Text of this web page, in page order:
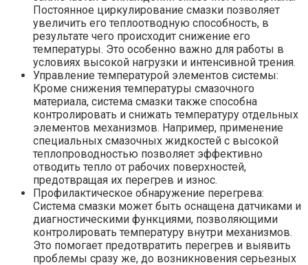
Постоянное циркулирование смазки позволяет
увеличить его теплоотводную способность, в
результате чего происходит снижение его
температуры. Это особенно важно для работы в
условиях высокой нагрузки и интенсивной трения.
Управление температурой элементов системы:
Кроме снижения температуры смазочного
материала, система смазки также способна
контролировать и снижать температуру отдельных
элементов механизмов. Например, применение
специальных смазочных жидкостей с высокой
теплопроводностью позволяет эффективно
отводить тепло от рабочих поверхностей,
предотвращая их перегрев и износ.
Профилактическое обнаружение перегрева:
Система смазки может быть оснащена датчиками и
диагностическими функциями, позволяющими
контролировать температуру внутри механизмов.
Это помогает предотвратить перегрев и выявить
проблемы сразу же, до возникновения серьезных